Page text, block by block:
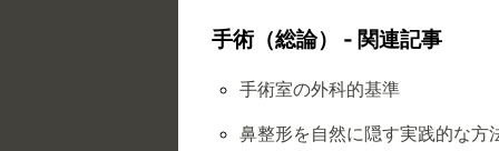
手術（総論） - 関連記事
手術室の外科的基準
鼻整形を自然に隠す実践的な方